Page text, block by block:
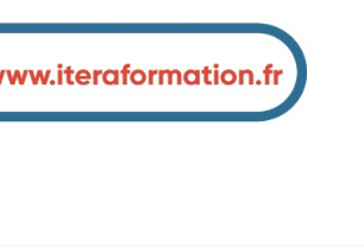
Inter-entreprise
pour demander votre inscription